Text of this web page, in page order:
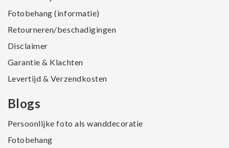
Fotobehang (informatie)
Retourneren/beschadigingen
Disclaimer
Garantie & Klachten
Levertijd & Verzendkosten
Blogs
Persoonlijke foto als wanddecoratie
Fotobehang